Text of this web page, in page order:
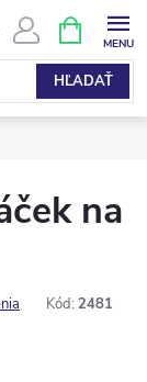
HĽADAŤ
KOŠÍK
na
Kód: 2481